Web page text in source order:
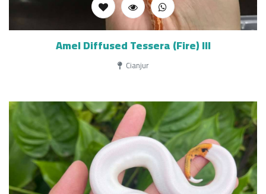
Amel Diffused Tessera (Fire) III
Cianjur